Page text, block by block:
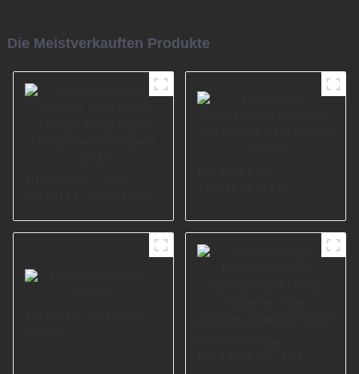
Die Meistverkauften Produkte
Metall-Eisen-
A0609